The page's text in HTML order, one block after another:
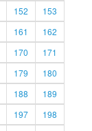
152
153
161
162
170
171
179
180
188
189
197
198